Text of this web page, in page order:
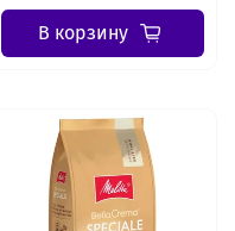
В корзину